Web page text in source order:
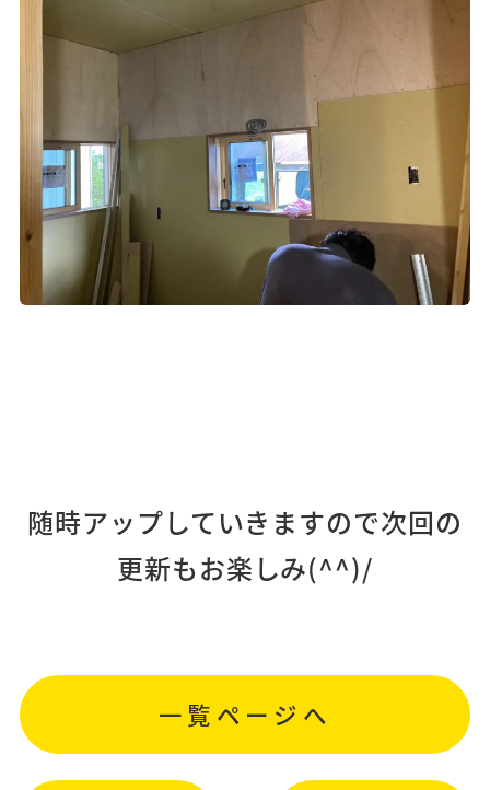
随時アップしていきますので次回の
更新もお楽しみ(^^)/
一覧ページへ